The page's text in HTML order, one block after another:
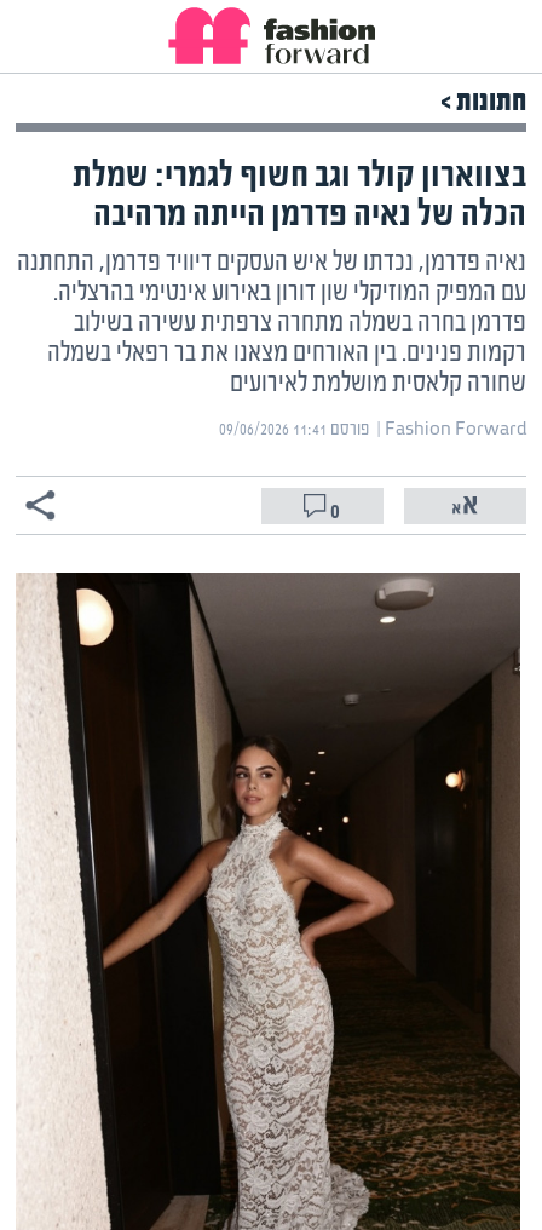
חתונות >
בצווארון קולר וגב חשוף לגמרי: שמלת
הכלה של נאיה פדרמן הייתה מרהיבה
נאיה פדרמן, נכדתו של איש העסקים דיוויד פדרמן, התחתנה
עם המפיק המוזיקלי שון דורון באירוע אינטימי בהרצליה.
פדרמן בחרה בשמלה מתחרה צרפתית עשירה בשילוב
רקמות פנינים. בין האורחים מצאנו את בר רפאלי בשמלה
שחורה קלאסית מושלמת לאירועים
Fashion Forward | ‏ פורסם ‎09/06/2026 11:41
0